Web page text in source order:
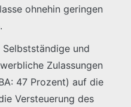
ohnehin geringen
und
Zulassungen
47 Prozent) auf die
Versteuerung des